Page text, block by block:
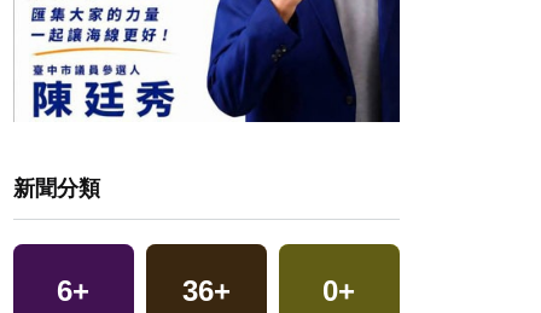
新聞分類
261 1+ 18+